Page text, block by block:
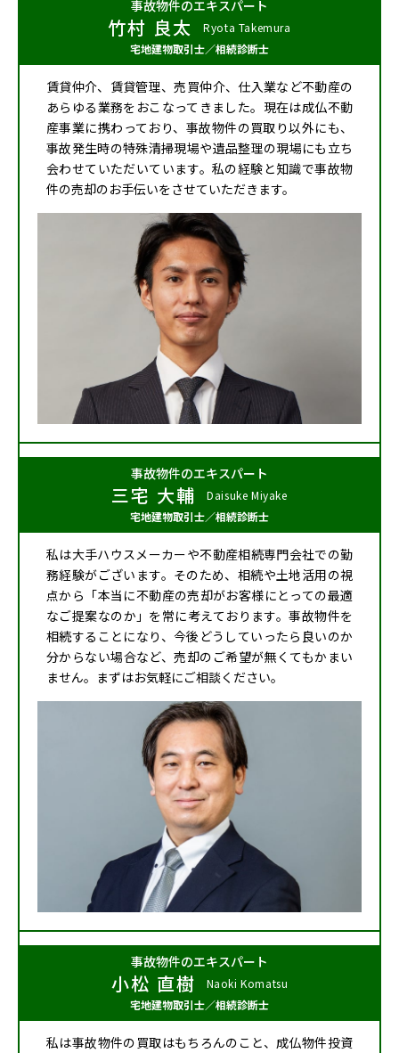
事故物件のエキスパート
竹村 良太
Ryota Takemura
宅地建物取引士／相続診断士
賃貸仲介、賃貸管理、売買仲介、仕入業など不動産の
あらゆる業務をおこなってきました。現在は成仏不動
産事業に携わっており、事故物件の買取り以外にも、
事故発生時の特殊清掃現場や遺品整理の現場にも立ち
会わせていただいています。私の経験と知識で事故物
件の売却のお手伝いをさせていただきます。
事故物件のエキスパート
三宅 大輔
Daisuke Miyake
宅地建物取引士／相続診断士
私は大手ハウスメーカーや不動産相続専門会社での勤
務経験がございます。そのため、相続や土地活用の視
点から「本当に不動産の売却がお客様にとっての最適
なご提案なのか」を常に考えております。事故物件を
相続することになり、今後どうしていったら良いのか
分からない場合など、売却のご希望が無くてもかまい
ません。まずはお気軽にご相談ください。
事故物件のエキスパート
小松 直樹
Naoki Komatsu
宅地建物取引士／相続診断士
私は事故物件の買取はもちろんのこと、成仏物件投資